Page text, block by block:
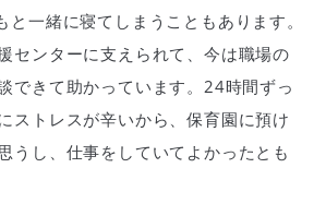
一緒に寝てしまうこともあります。
センターに支えられて、今は職場の
できて助かっています。24時間ずっ
ストレスが辛いから、保育園に預け
うし、仕事をしていてよかったとも